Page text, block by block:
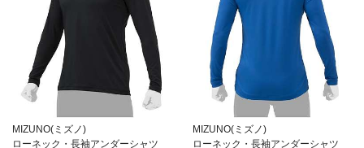
MIZUNO(ミズノ)
ローネック・長袖アンダーシャツ
MIZUNO(ミズノ)
ローネック・長袖アンダーシャツ